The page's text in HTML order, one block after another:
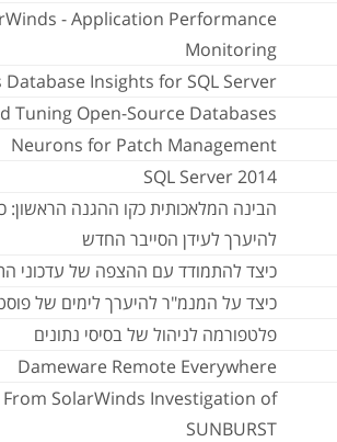
- Application Performance
Monitoring
Database Insights for SQL Server
Tuning Open-Source Databases
Neurons for Patch Management
SQL Server 2014
הבינה המלאכותית כקו ההגנה הראשון:
להיערך לעידן הסייבר החדש
כיצד להתמודד עם ההצפה של עדכוני
כיצד על המנמ"ר להיערך לימים של
פלטפורמה לניהול של בסיסי נתונים
Dameware Remote Everywhere
From SolarWinds Investigation of
SUNBURST